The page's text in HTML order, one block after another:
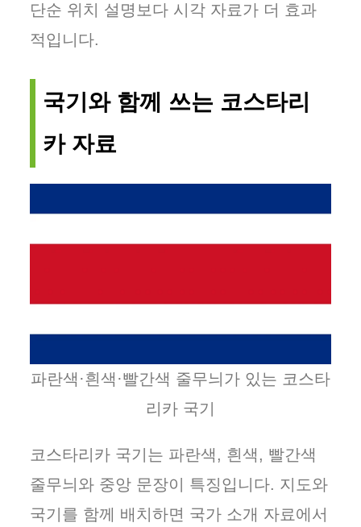
단순 위치 설명보다 시각 자료가 더 효과
적입니다.
국기와 함께 쓰는 코스타리
카 자료
파란색·흰색·빨간색 줄무늬가 있는 코스타
리카 국기
코스타리카 국기는 파란색, 흰색, 빨간색
줄무늬와 중앙 문장이 특징입니다. 지도와
국기를 함께 배치하면 국가 소개 자료에서